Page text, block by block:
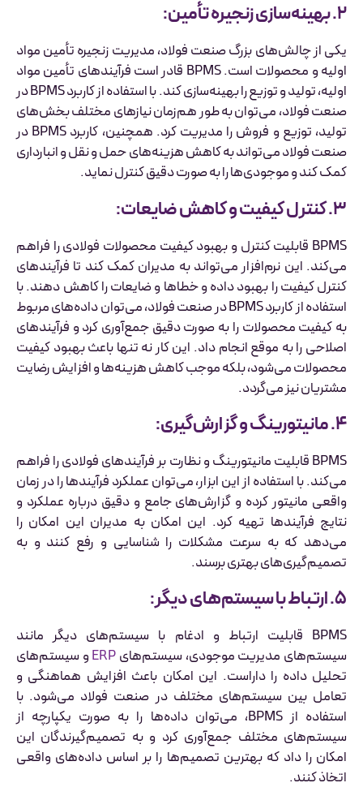
۲. بهینه‌سازی زنجیره تأمین:
یکی از چالش‌های بزرگ صنعت فولاد، مدیریت زنجیره تأمین مواد
اولیه و محصولات است. BPMS قادر است فرآیندهای تأمین مواد
اولیه، تولید و توزیع را بهینه‌سازی کند. با استفاده از کاربرد BPMS در
صنعت فولاد، می‌توان به طور هم‌زمان نیازهای مختلف بخش‌های
تولید، توزیع و فروش را مدیریت کرد. همچنین، کاربرد BPMS در
صنعت فولاد می‌تواند به کاهش هزینه‌های حمل و نقل و انبارداری
کمک کند و موجودی‌ها را به صورت دقیق کنترل نماید.
۳. کنترل کیفیت و کاهش ضایعات:
BPMS قابلیت کنترل و بهبود کیفیت محصولات فولادی را فراهم
می‌کند. این نرم‌افزار می‌تواند به مدیران کمک کند تا فرآیندهای
کنترل کیفیت را بهبود داده و خطاها و ضایعات را کاهش دهند. با
استفاده از کاربرد BPMS در صنعت فولاد، می‌توان داده‌های مربوط
به کیفیت محصولات را به صورت دقیق جمع‌آوری کرد و فرآیندهای
اصلاحی را به موقع انجام داد. این کار نه تنها باعث بهبود کیفیت
محصولات می‌شود، بلکه موجب کاهش هزینه‌ها و افزایش رضایت
مشتریان نیز می‌گردد.
۴. مانیتورینگ و گزارش‌گیری:
BPMS قابلیت مانیتورینگ و نظارت بر فرآیندهای فولادی را فراهم
می‌کند. با استفاده از این ابزار، می‌توان عملکرد فرآیندها را در زمان
واقعی مانیتور کرده و گزارش‌های جامع و دقیق درباره عملکرد و
نتایج فرآیندها تهیه کرد. این امکان به مدیران این امکان را
می‌دهد که به سرعت مشکلات را شناسایی و رفع کنند و به
تصمیم‌گیری‌های بهتری برسند.
۵. ارتباط با سیستم‌های دیگر:
BPMS قابلیت ارتباط و ادغام با سیستم‌های دیگر مانند
سیستم‌های مدیریت موجودی، سیستم‌هایERPو سیستم‌های
تحلیل داده را داراست. این امکان باعث افزایش هماهنگی و
تعامل بین سیستم‌های مختلف در صنعت فولاد می‌شود. با
استفاده از BPMS، می‌توان داده‌ها را به صورت یکپارچه از
سیستم‌های مختلف جمع‌آوری کرد و به تصمیم‌گیرندگان این
امکان را داد که بهترین تصمیم‌ها را بر اساس داده‌های واقعی
اتخاذ کنند.